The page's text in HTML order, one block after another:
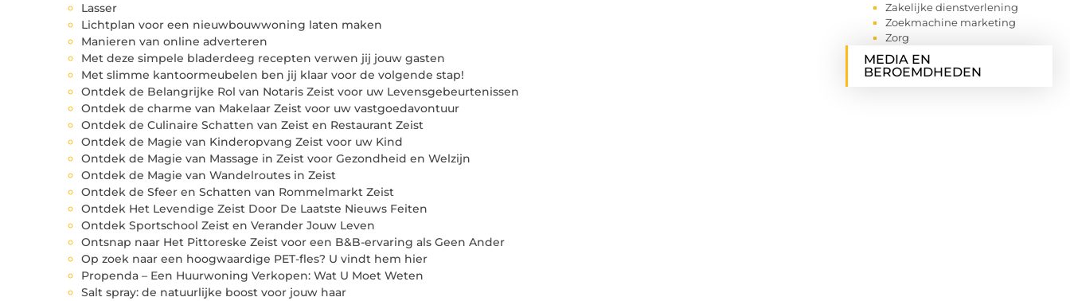
Lasser
Lichtplan voor een nieuwbouwwoning laten maken
Manieren van online adverteren
Met deze simpele bladerdeeg recepten verwen jij jouw gasten
Met slimme kantoormeubelen ben jij klaar voor de volgende stap!
Ontdek de Belangrijke Rol van Notaris Zeist voor uw Levensgebeurtenissen
Ontdek de charme van Makelaar Zeist voor uw vastgoedavontuur
Ontdek de Culinaire Schatten van Zeist en Restaurant Zeist
Ontdek de Magie van Kinderopvang Zeist voor uw Kind
Ontdek de Magie van Massage in Zeist voor Gezondheid en Welzijn
Ontdek de Magie van Wandelroutes in Zeist
Ontdek de Sfeer en Schatten van Rommelmarkt Zeist
Ontdek Het Levendige Zeist Door De Laatste Nieuws Feiten
Ontdek Sportschool Zeist en Verander Jouw Leven
Ontsnap naar Het Pittoreske Zeist voor een B&B-ervaring als Geen Ander
Op zoek naar een hoogwaardige PET-fles? U vindt hem hier
Propenda – Een Huurwoning Verkopen: Wat U Moet Weten
Salt spray: de natuurlijke boost voor jouw haar
Zakelijke dienstverlening
Zoekmachine marketing
Zorg
MEDIA EN
BEROEMDHEDEN